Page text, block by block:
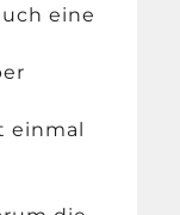
eine
einmal